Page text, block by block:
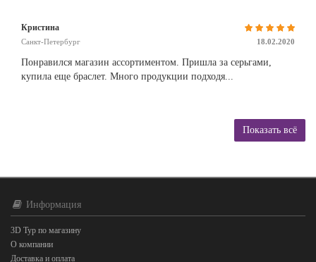
Кристина
Санкт-Петербург 18.02.2020
Понравился магазин ассортиментом. Пришла за серьгами,
купила еще браслет. Много продукции подходя...
Показать всё
Информация
3D Тур по магазину
О компании
Доставка и оплата